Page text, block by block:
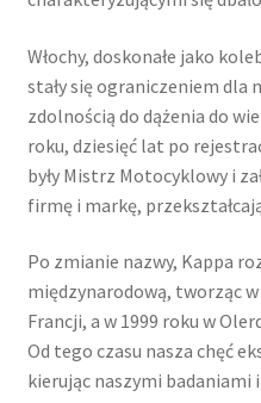
Włochy, doskonałe jako
stały się ograniczeniem dla
zdolnością do dążenia do
roku, dziesięć lat po
były Mistrz Motocyklowy i
firmę i markę,
Po zmianie nazwy, Kappa
międzynarodową, tworząc
Francji, a w 1999 roku w
Od tego czasu nasza chęć
kierując naszymi badaniami